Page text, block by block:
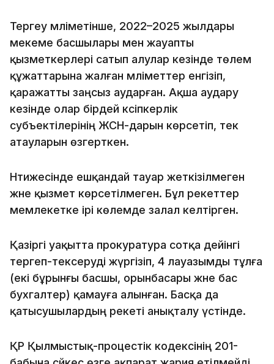
Тергеу мәліметінше, 2022–2025 жылдары
мекеме басшылары мен жауапты
қызметкерлері сатып алулар кезінде төлем
құжаттарына жалған мәліметтер енгізіп,
қаражатты заңсыз аударған. Ақша аудару
кезінде олар бірдей кәсіпкерлік
субъектілерінің ЖСН-дарын көрсетіп, тек
атауларын өзгерткен.
Нәтижесінде ешқандай тауар жеткізілмеген
және қызмет көрсетілмеген. Бұл әрекеттер
мемлекетке ірі көлемде залал келтірген.
Қазіргі уақытта прокуратура сотқа дейінгі
тергеп-тексеруді жүргізіп, 4 лауазымды тұлға
(екі бұрынғы басшы, орынбасары және бас
бухгалтер) қамауға алынған. Басқа да
қатысушылардың әрекеті анықталу үстінде.
ҚР Қылмыстық-процестік кодексінің 201-